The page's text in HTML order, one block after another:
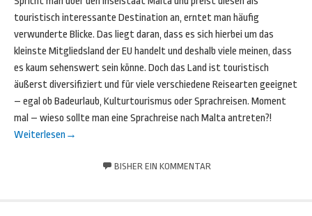
touristisch interessante Destination an, erntet man häufig
verwunderte Blicke. Das liegt daran, dass es sich hierbei um das
kleinste Mitgliedsland der EU handelt und deshalb viele meinen, dass
es kaum sehenswert sein könne. Doch das Land ist touristisch
äußerst diversifiziert und für viele verschiedene Reisearten geeignet
– egal ob Badeurlaub, Kulturtourismus oder Sprachreisen. Moment
mal – wieso sollte man eine Sprachreise nach Malta antreten?!
Weiterlesen →
BISHER EIN KOMMENTAR